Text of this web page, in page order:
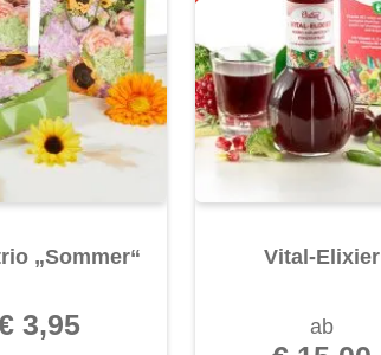
„Sommer“
3,95
Vital-Elixier
ab